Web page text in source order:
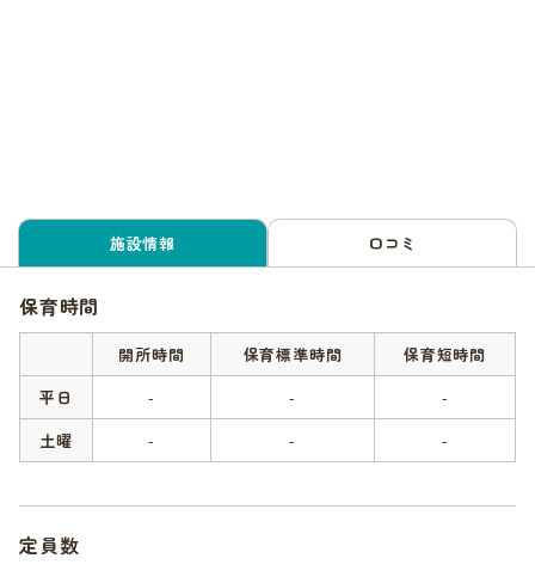
施設情報 口コミ
保育時間
開所時間 保育標準時間
保育短時間
平日
- -
-
土曜
- - -
定員数